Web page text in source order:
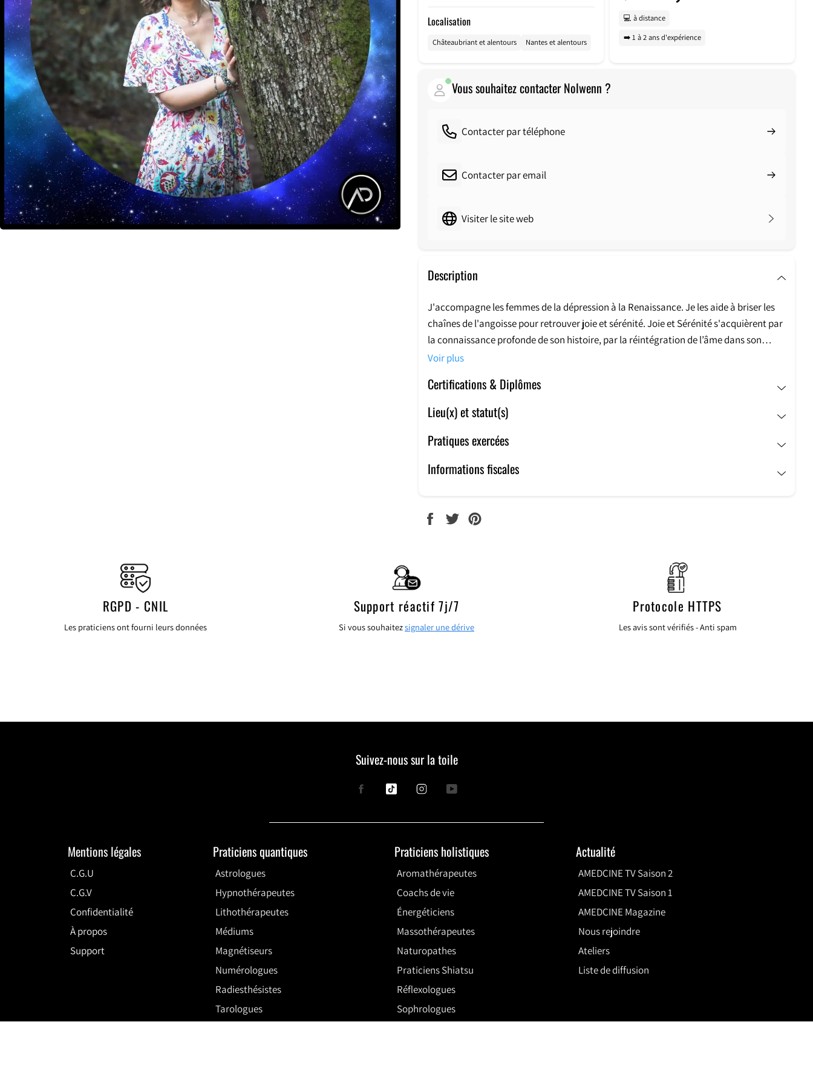
Localisation
Châteaubriant et alentours Nantes et alentours
💻 à distance
➡️ 1 à 2 ans d'expérience
Vous souhaitez contacter Nolwenn ?
Contacter par téléphone
Contacter par email
Visiter le site web
Description
J'accompagne les femmes de la dépression à la Renaissance. Je les aide à briser les
chaînes de l'angoisse pour retrouver joie et sérénité.Joie et Sérénité s'acquièrent par
la connaissance profonde de son histoire, par la réintégration de l’âme dans son
corps et la compréhension de vraies lois spirituelles.
Voir plus
Certifications & Diplômes
Lieu(x) et statut(s)
Pratiques exercées
Informations fiscales
PARTAGER
TWEETERÉPINGLER
RGPD - CNIL
Les praticiens ont fourni leurs données
Support réactif 7j/7
Si vous souhaitezsignaler une dérive
Protocole HTTPS
Les avis sont vérifiés - Anti spam
Suivez-nous sur la toile
FacebookTiktok InstagramYouTube
Mentions légales
C.G.U
C.G.V
Confidentialité
À propos
Support
Praticiens quantiques
Astrologues
Hypnothérapeutes
Lithothérapeutes
Médiums
Magnétiseurs
Numérologues
Radiesthésistes
Tarologues
Praticiens holistiques
Aromathérapeutes
Coachs de vie
Énergéticiens
Massothérapeutes
Naturopathes
Praticiens Shiatsu
Réflexologues
Sophrologues
Actualité
AMEDCINE TV Saison 2
AMEDCINE TV Saison 1
AMEDCINE Magazine
Nous rejoindre
Ateliers
Liste de diffusion